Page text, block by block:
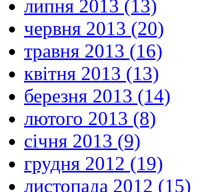
липня 2013 (13)
червня 2013 (20)
травня 2013 (16)
квітня 2013 (13)
березня 2013 (14)
лютого 2013 (8)
січня 2013 (9)
грудня 2012 (19)
листопада 2012 (15)